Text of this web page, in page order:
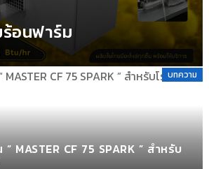
อนฟาร์ม
บทความ
MASTER CF 75 SPARK ” สำหรับ